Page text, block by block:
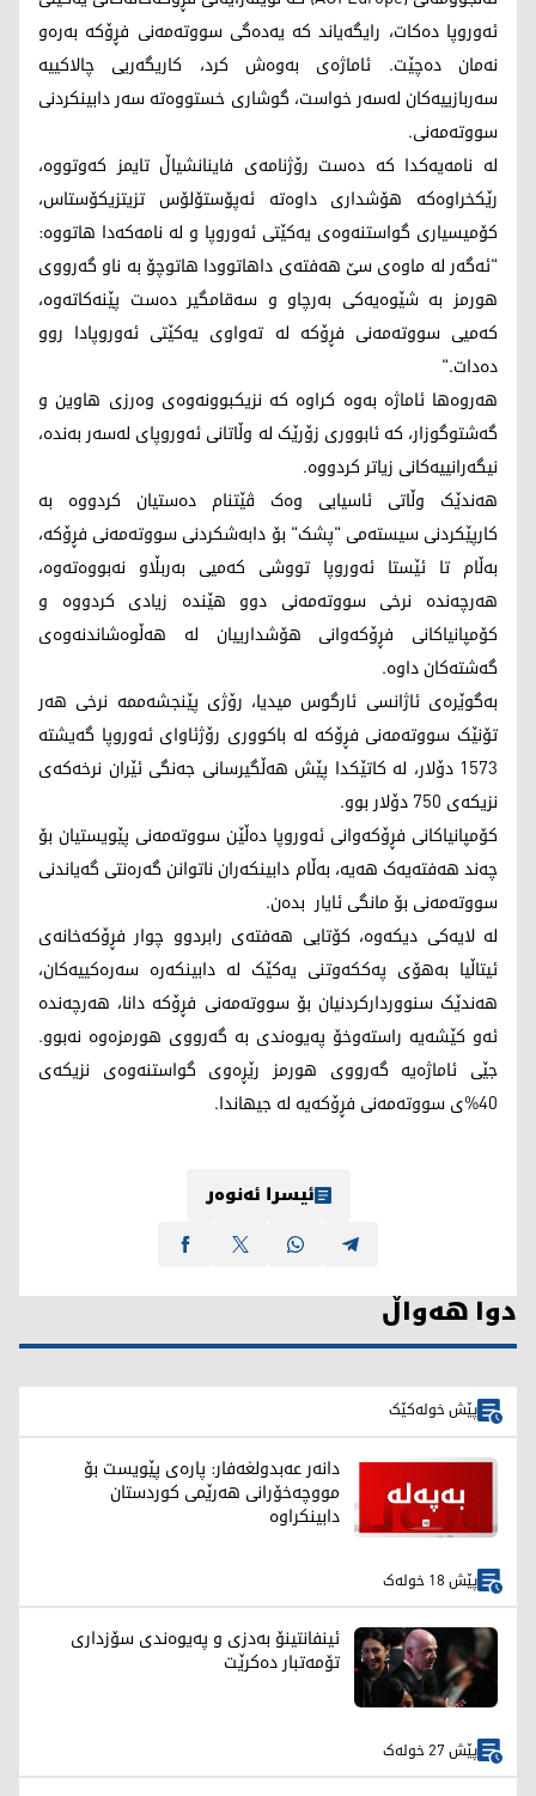
ئەوروپا دەکات، رایگەیاند کە یەدەگی سووتەمەنی فڕۆکە بەرەو
نەمان دەچێت. ئاماژەی بەوەش کرد، کاریگەریی چالاکییە
سەربازییەکان لەسەر خواست، گوشاری خستووەتە سەر دابینکردنی
سووتەمەنی.
لە نامەیەکدا کە دەست رۆژنامەی فاینانشیاڵ تایمز کەوتووە،
رێکخراوەکە هۆشداری داوەتە ئەپۆستۆلۆس تزیتزیکۆستاس،
کۆمیسیاری گواستنەوەی یەکێتی ئەوروپا و لە نامەکەدا هاتووە:
"ئەگەر لە ماوەی سێ هەفتەی داهاتوودا هاتوچۆ بە ناو گەرووی
هورمز بە شێوەیەکی بەرچاو و سەقامگیر دەست پێنەکاتەوە،
کەمیی سووتەمەنی فڕۆکە لە تەواوی یەکێتی ئەوروپادا روو
دەدات."
هەروەها ئاماژە بەوە کراوە کە نزیکبوونەوەی وەرزی هاوین و
گەشتوگوزار، کە ئابووری زۆرێک لە وڵاتانی ئەوروپای لەسەر بەندە،
نیگەرانییەکانی زیاتر کردووە.
هەندێک وڵاتی ئاسیایی وەک ڤێتنام دەستیان کردووە بە
کارپێکردنی سیستەمی "پشک" بۆ دابەشکردنی سووتەمەنی فڕۆکە،
بەڵام تا ئێستا ئەوروپا تووشی کەمیی بەربڵاو نەبووەتەوە،
هەرچەندە نرخی سووتەمەنی دوو هێندە زیادی کردووە و
کۆمپانیاکانی فڕۆکەوانی هۆشدارییان لە هەڵوەشاندنەوەی
گەشتەکان داوە.
بەگوێرەی ئاژانسی ئارگوس میدیا، رۆژی پێنجشەممە نرخی هەر
تۆنێک سووتەمەنی فڕۆکە لە باکووری رۆژئاوای ئەوروپا گەیشتە
1573 دۆلار، لە کاتێکدا پێش هەڵگیرسانی جەنگی ئێران نرخەکەی
نزیکەی 750 دۆلار بوو.
کۆمپانیاکانی فڕۆکەوانی ئەوروپا دەڵێن سووتەمەنی پێویستیان بۆ
چەند هەفتەیەک هەیە، بەڵام دابینکەران ناتوانن گەرەنتی گەیاندنی
سووتەمەنی بۆ مانگی ئایار بدەن.
لە لایەکی دیکەوە، کۆتایی هەفتەی رابردوو چوار فڕۆکەخانەی
ئیتاڵیا بەهۆی پەککەوتنی یەکێک لە دابینکەرە سەرەکییەکان،
هەندێک سنووردارکردنیان بۆ سووتەمەنی فڕۆکە دانا، هەرچەندە
ئەو کێشەیە راستەوخۆ پەیوەندی بە گەرووی هورمزەوە نەبوو.
جێی ئاماژەیە گەرووی هورمز رێڕەوی گواستنەوەی نزیکەی
40%ی سووتەمەنی فڕۆکەیە لە جیهاندا.
ئیسرا ئەنوەر
دوا هەواڵ
پێش خولەکێک
دانەر عەبدولغەفار: پارەی پێویست بۆ
مووچەخۆرانی هەرێمی کوردستان
دابینکراوە
پێش 18 خولەک
ئینفانتینۆ بەدزی و پەیوەندی سۆزداری
تۆمەتبار دەکرێت
پێش 27 خولەک